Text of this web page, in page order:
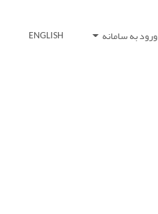
ورود به سامانه ENGLISH